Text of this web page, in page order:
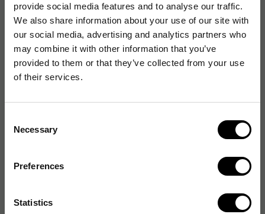
provide social media features and to analyse our traffic.
We also share information about your use of our site with
our social media, advertising and analytics partners who
may combine it with other information that you’ve
provided to them or that they’ve collected from your use
of their services.
Selection
Necessary
Preferences
Statistics
Ftalatfri
CE-märkt
Originalnummer